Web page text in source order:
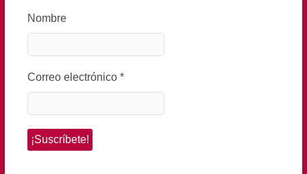
Nombre
Correo electrónico *